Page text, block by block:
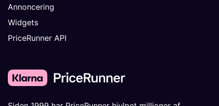
Annoncering
Widgets
PriceRunner API